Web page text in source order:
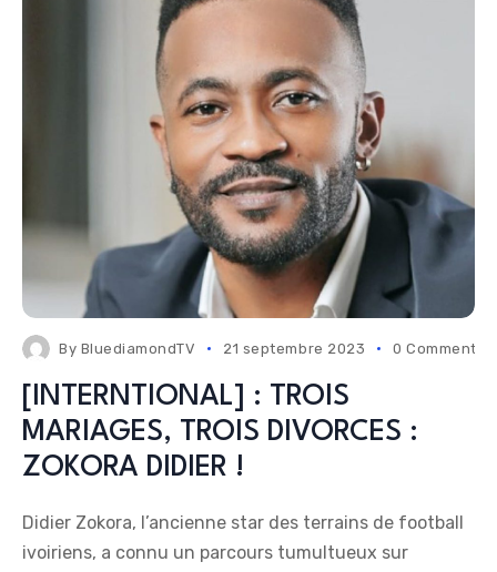
By BluediamondTV 21 septembre 2023 0 Comments
[INTERNTIONAL] : TROIS
MARIAGES, TROIS DIVORCES :
ZOKORA DIDIER !
Didier Zokora, l’ancienne star des terrains de football
ivoiriens, a connu un parcours tumultueux sur